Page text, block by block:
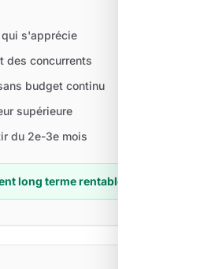
s'apprécie
des concurrents
budget continu
supérieure
du 2e-3e mois
long terme rentable